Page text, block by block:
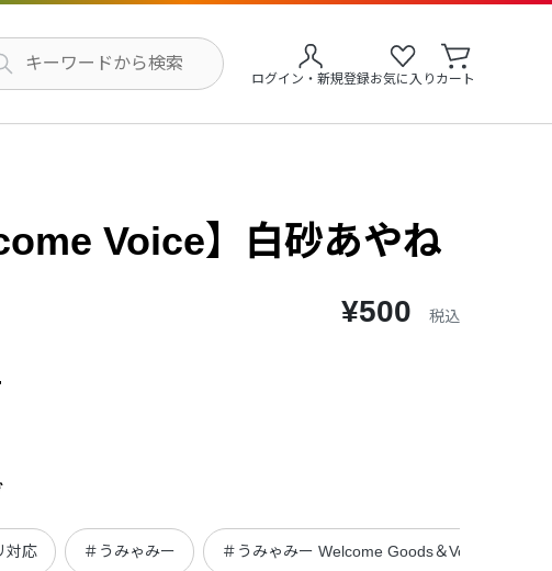
ログイン・新規登録お気に入り カート
Voice】白砂あやね
¥500 税込
対応 ＃うみゃみー ＃うみゃみー Welcome Goods＆Voice